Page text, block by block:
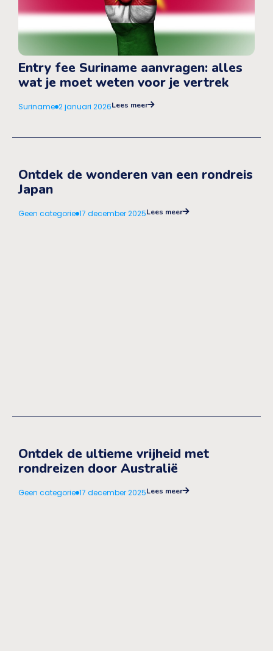
Entry fee Suriname aanvragen: alles
wat je moet weten voor je vertrek
Suriname 2 januari 2026Lees meer
Ontdek de wonderen van een rondreis
Japan
Geen categorie 17 december 2025Lees meer
Ontdek de ultieme vrijheid met
rondreizen door Australië
Geen categorie 17 december 2025Lees meer